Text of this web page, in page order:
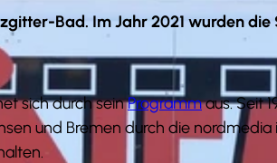
Bad. Im Jahr 2021 wurden
sich durch seinProgrammaus. Seit
und Bremen durch die